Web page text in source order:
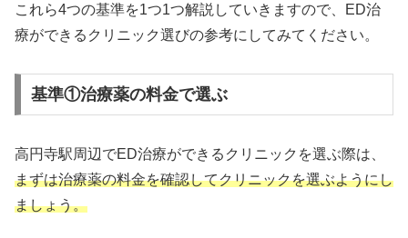
これら4つの基準を1つ1つ解説していきますので、ED治
療ができるクリニック選びの参考にしてみてください。
基準①治療薬の料金で選ぶ
高円寺駅周辺でED治療ができるクリニックを選ぶ際は、
まずは治療薬の料金を確認してクリニックを選ぶようにし
ましょう。